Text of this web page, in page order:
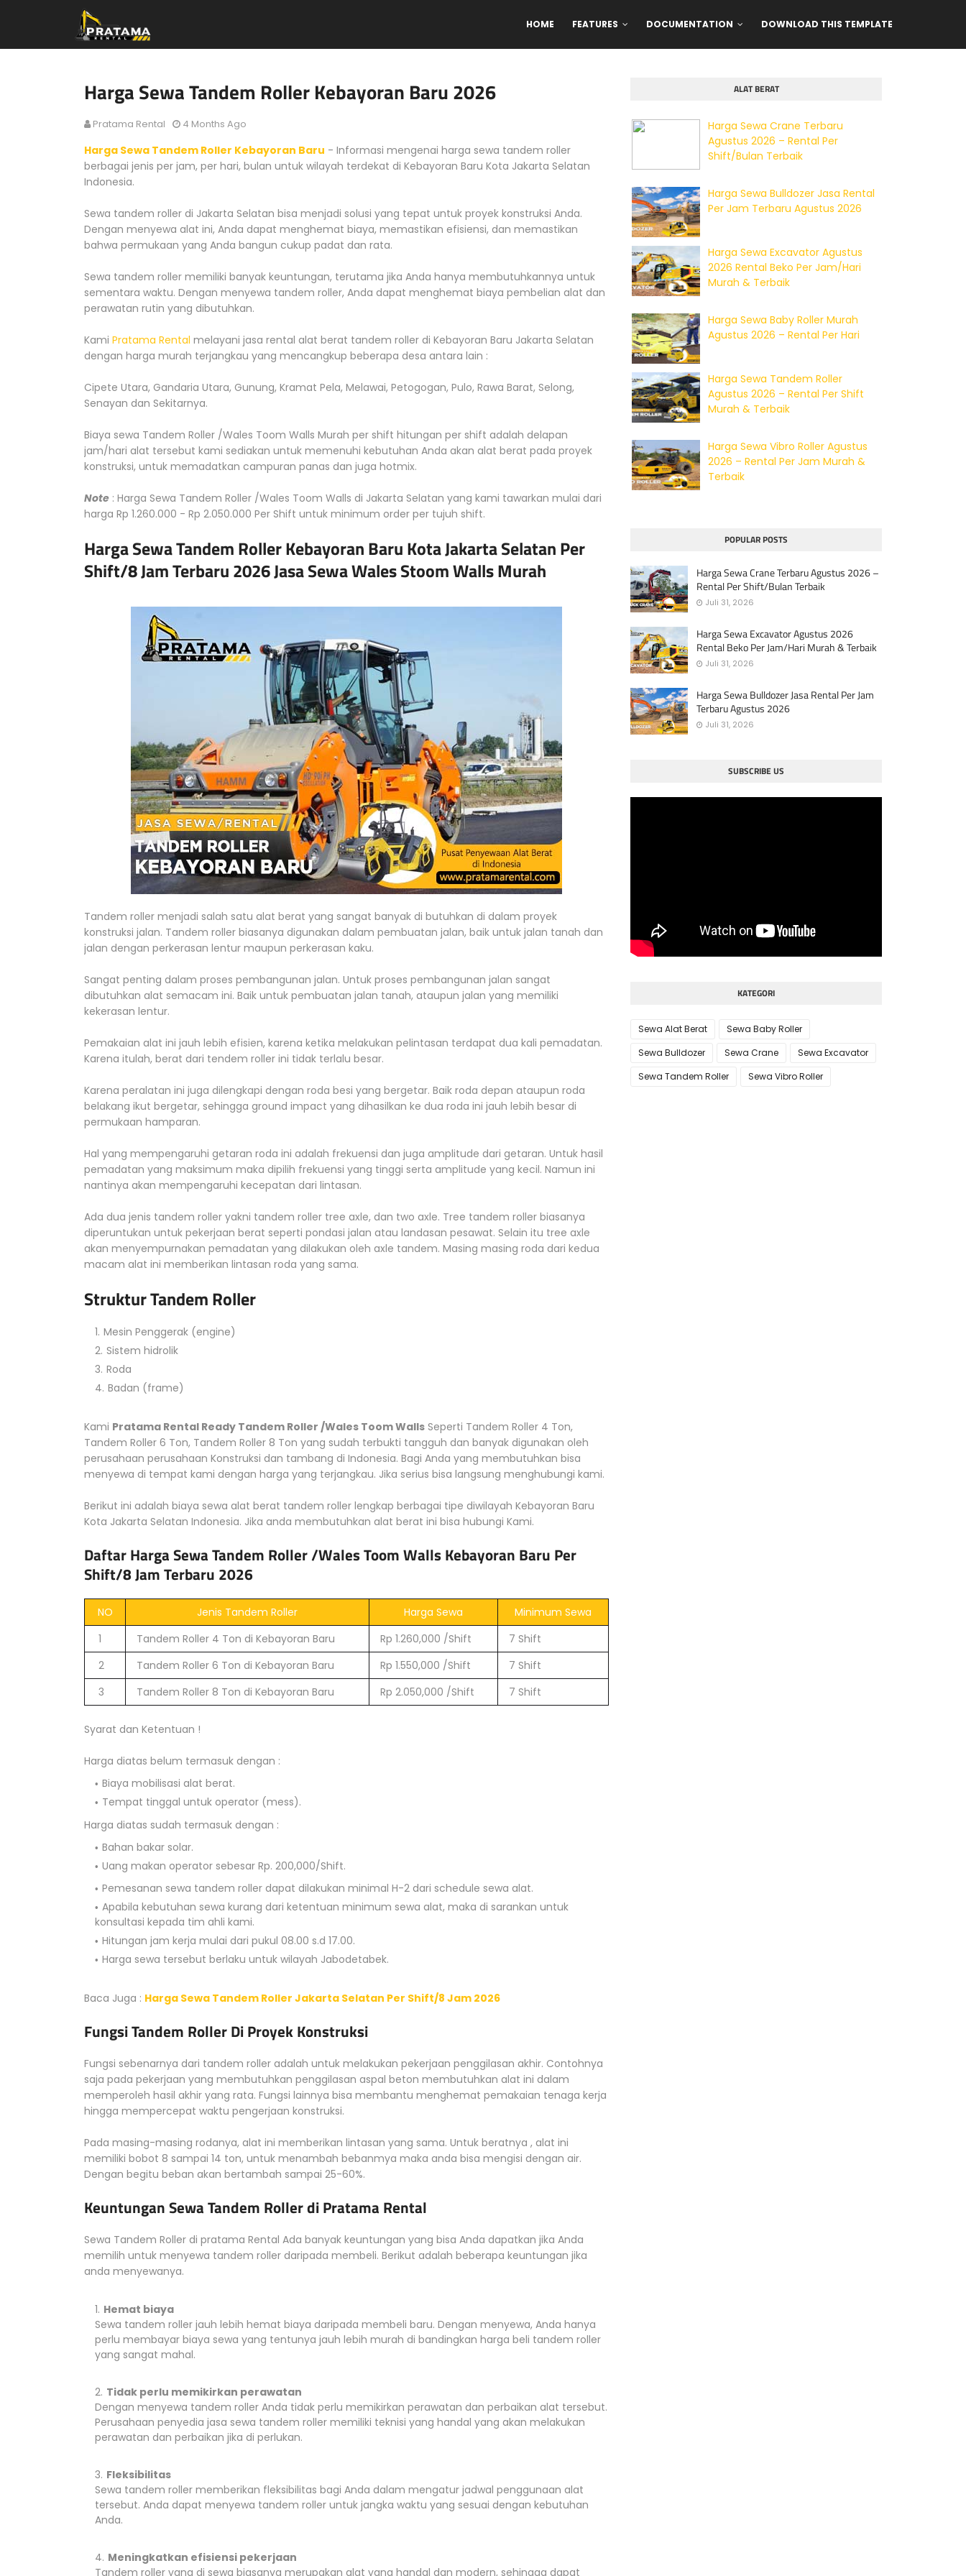
HOME FEATURES DOCUMENTATION DOWNLOAD THIS TEMPLATE
Harga Sewa Tandem Roller Kebayoran Baru 2026
Pratama Rental 4 Months Ago
Harga Sewa Tandem Roller Kebayoran Baru - Informasi mengenai harga sewa tandem roller
berbagai jenis per jam, per hari, bulan untuk wilayah terdekat di Kebayoran Baru Kota Jakarta Selatan
Indonesia.
Sewa tandem roller di Jakarta Selatan bisa menjadi solusi yang tepat untuk proyek konstruksi Anda.
Dengan menyewa alat ini, Anda dapat menghemat biaya, memastikan efisiensi, dan memastikan
bahwa permukaan yang Anda bangun cukup padat dan rata.
Sewa tandem roller memiliki banyak keuntungan, terutama jika Anda hanya membutuhkannya untuk
sementara waktu. Dengan menyewa tandem roller, Anda dapat menghemat biaya pembelian alat dan
perawatan rutin yang dibutuhkan.
Kami Pratama Rental melayani jasa rental alat berat tandem roller di Kebayoran Baru Jakarta Selatan
dengan harga murah terjangkau yang mencangkup beberapa desa antara lain :
Cipete Utara, Gandaria Utara, Gunung, Kramat Pela, Melawai, Petogogan, Pulo, Rawa Barat, Selong,
Senayan dan Sekitarnya.
Biaya sewa Tandem Roller /Wales Toom Walls Murah per shift hitungan per shift adalah delapan
jam/hari alat tersebut kami sediakan untuk memenuhi kebutuhan Anda akan alat berat pada proyek
konstruksi, untuk memadatkan campuran panas dan juga hotmix.
Note : Harga Sewa Tandem Roller /Wales Toom Walls di Jakarta Selatan yang kami tawarkan mulai dari
harga Rp 1.260.000 - Rp 2.050.000 Per Shift untuk minimum order per tujuh shift.
Harga Sewa Tandem Roller Kebayoran Baru Kota Jakarta Selatan Per
Shift/8 Jam Terbaru 2026 Jasa Sewa Wales Stoom Walls Murah
Tandem roller menjadi salah satu alat berat yang sangat banyak di butuhkan di dalam proyek
konstruksi jalan. Tandem roller biasanya digunakan dalam pembuatan jalan, baik untuk jalan tanah dan
jalan dengan perkerasan lentur maupun perkerasan kaku.
Sangat penting dalam proses pembangunan jalan. Untuk proses pembangunan jalan sangat
dibutuhkan alat semacam ini. Baik untuk pembuatan jalan tanah, ataupun jalan yang memiliki
kekerasan lentur.
Pemakaian alat ini jauh lebih efisien, karena ketika melakukan pelintasan terdapat dua kali pemadatan.
Karena itulah, berat dari tendem roller ini tidak terlalu besar.
Karena peralatan ini juga dilengkapi dengan roda besi yang bergetar. Baik roda depan ataupun roda
belakang ikut bergetar, sehingga ground impact yang dihasilkan ke dua roda ini jauh lebih besar di
permukaan hamparan.
Hal yang mempengaruhi getaran roda ini adalah frekuensi dan juga amplitude dari getaran. Untuk hasil
pemadatan yang maksimum maka dipilih frekuensi yang tinggi serta amplitude yang kecil. Namun ini
nantinya akan mempengaruhi kecepatan dari lintasan.
Ada dua jenis tandem roller yakni tandem roller tree axle, dan two axle. Tree tandem roller biasanya
diperuntukan untuk pekerjaan berat seperti pondasi jalan atau landasan pesawat. Selain itu tree axle
akan menyempurnakan pemadatan yang dilakukan oleh axle tandem. Masing masing roda dari kedua
macam alat ini memberikan lintasan roda yang sama.
Struktur Tandem Roller
Mesin Penggerak (engine)
Sistem hidrolik
Roda
Badan (frame)
Kami Pratama Rental Ready Tandem Roller /Wales Toom Walls Seperti Tandem Roller 4 Ton,
Tandem Roller 6 Ton, Tandem Roller 8 Ton yang sudah terbukti tangguh dan banyak digunakan oleh
perusahaan perusahaan Konstruksi dan tambang di Indonesia. Bagi Anda yang membutuhkan bisa
menyewa di tempat kami dengan harga yang terjangkau. Jika serius bisa langsung menghubungi kami.
Berikut ini adalah biaya sewa alat berat tandem roller lengkap berbagai tipe diwilayah Kebayoran Baru
Kota Jakarta Selatan Indonesia. Jika anda membutuhkan alat berat ini bisa hubungi Kami.
Daftar Harga Sewa Tandem Roller /Wales Toom Walls Kebayoran Baru Per
Shift/8 Jam Terbaru 2026
NO Jenis Tandem Roller Harga Sewa
Minimum Sewa
1
Tandem Roller 4 Ton di Kebayoran Baru Rp 1.260,000 /Shift
7 Shift
2
Tandem Roller 6 Ton di Kebayoran Baru Rp 1.550,000 /Shift
7 Shift
3
Tandem Roller 8 Ton di Kebayoran Baru Rp 2.050,000 /Shift 7 Shift
Syarat dan Ketentuan !
Harga diatas belum termasuk dengan :
Biaya mobilisasi alat berat.
Tempat tinggal untuk operator (mess).
Harga diatas sudah termasuk dengan :
Bahan bakar solar.
Uang makan operator sebesar Rp. 200,000/Shift.
Pemesanan sewa tandem roller dapat dilakukan minimal H-2 dari schedule sewa alat.
Apabila kebutuhan sewa kurang dari ketentuan minimum sewa alat, maka di sarankan untuk
konsultasi kepada tim ahli kami.
Hitungan jam kerja mulai dari pukul 08.00 s.d 17.00.
Harga sewa tersebut berlaku untuk wilayah Jabodetabek.
Baca Juga : Harga Sewa Tandem Roller Jakarta Selatan Per Shift/8 Jam 2026
Fungsi Tandem Roller Di Proyek Konstruksi
Fungsi sebenarnya dari tandem roller adalah untuk melakukan pekerjaan penggilasan akhir. Contohnya
saja pada pekerjaan yang membutuhkan penggilasan aspal beton membutuhkan alat ini dalam
memperoleh hasil akhir yang rata. Fungsi lainnya bisa membantu menghemat pemakaian tenaga kerja
hingga mempercepat waktu pengerjaan konstruksi.
Pada masing-masing rodanya, alat ini memberikan lintasan yang sama. Untuk beratnya , alat ini
memiliki bobot 8 sampai 14 ton, untuk menambah bebanmya maka anda bisa mengisi dengan air.
Dengan begitu beban akan bertambah sampai 25-60%.
Keuntungan Sewa Tandem Roller di Pratama Rental
Sewa Tandem Roller di pratama Rental Ada banyak keuntungan yang bisa Anda dapatkan jika Anda
memilih untuk menyewa tandem roller daripada membeli. Berikut adalah beberapa keuntungan jika
anda menyewanya.
Hemat biaya
Sewa tandem roller jauh lebih hemat biaya daripada membeli baru. Dengan menyewa, Anda hanya
perlu membayar biaya sewa yang tentunya jauh lebih murah di bandingkan harga beli tandem roller
yang sangat mahal.
Tidak perlu memikirkan perawatan
Dengan menyewa tandem roller Anda tidak perlu memikirkan perawatan dan perbaikan alat tersebut.
Perusahaan penyedia jasa sewa tandem roller memiliki teknisi yang handal yang akan melakukan
perawatan dan perbaikan jika di perlukan.
Fleksibilitas
Sewa tandem roller memberikan fleksibilitas bagi Anda dalam mengatur jadwal penggunaan alat
tersebut. Anda dapat menyewa tandem roller untuk jangka waktu yang sesuai dengan kebutuhan
Anda.
Meningkatkan efisiensi pekerjaan
Tandem roller yang di sewa biasanya merupakan alat yang handal dan modern, sehingga dapat
ALAT BERAT
Harga Sewa Crane Terbaru
Agustus 2026 – Rental Per
Shift/Bulan Terbaik
Harga Sewa Bulldozer Jasa Rental
Per Jam Terbaru Agustus 2026
Harga Sewa Excavator Agustus
2026 Rental Beko Per Jam/Hari
Murah & Terbaik
Harga Sewa Baby Roller Murah
Agustus 2026 – Rental Per Hari
Harga Sewa Tandem Roller
Agustus 2026 – Rental Per Shift
Murah & Terbaik
Harga Sewa Vibro Roller Agustus
2026 – Rental Per Jam Murah &
Terbaik
POPULAR POSTS
Harga Sewa Crane Terbaru Agustus 2026 –
Rental Per Shift/Bulan Terbaik
Juli 31, 2026
Harga Sewa Excavator Agustus 2026
Rental Beko Per Jam/Hari Murah & Terbaik
Juli 31, 2026
Harga Sewa Bulldozer Jasa Rental Per Jam
Terbaru Agustus 2026
Juli 31, 2026
SUBSCRIBE US
KATEGORI
Sewa Alat Berat
Sewa Baby Roller
Sewa Bulldozer
Sewa Crane
Sewa Excavator
Sewa Tandem Roller
Sewa Vibro Roller